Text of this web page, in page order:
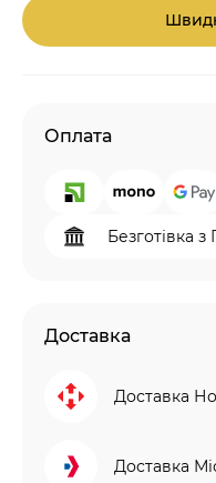
Оплата
Безготівка
Доставка
Доставка
Доставка